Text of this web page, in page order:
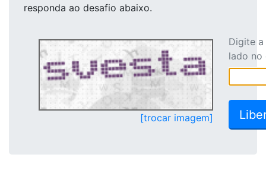
responda ao desafio abaixo.
[trocar imagem]
Digite
lado no